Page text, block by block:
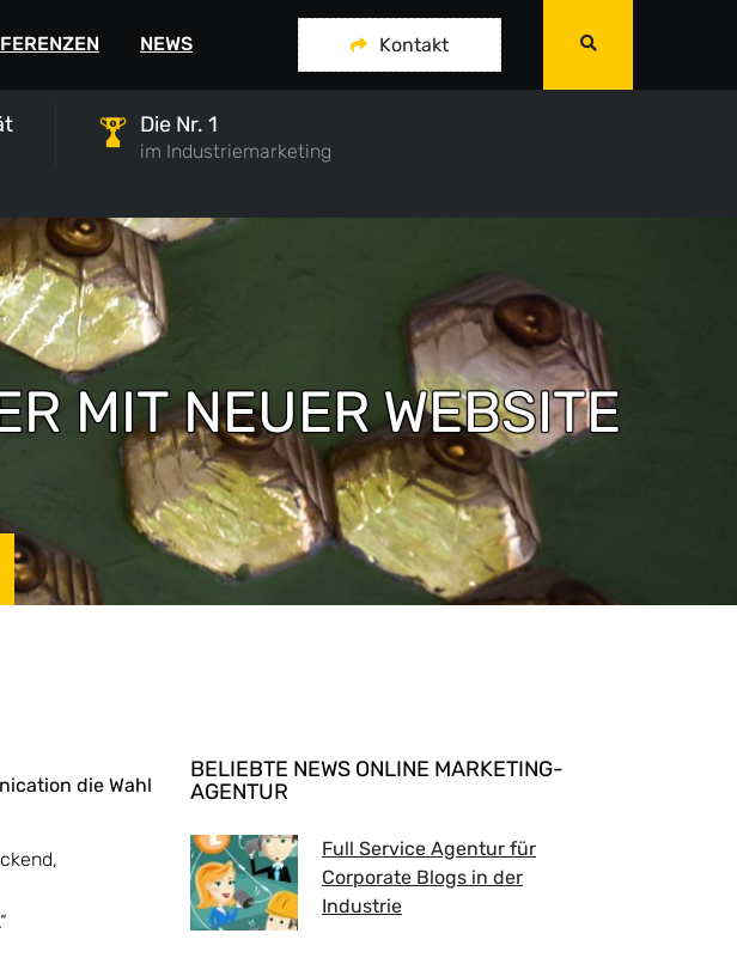
Die Nr. 1
im Industriemarketing
NEWS Kontakt
MIT NEUER WEBSITE
die Wahl
BELIEBTE NEWS ONLINE MARKETING-
AGENTUR
Full Service Agentur für
Corporate Blogs in der
Industrie